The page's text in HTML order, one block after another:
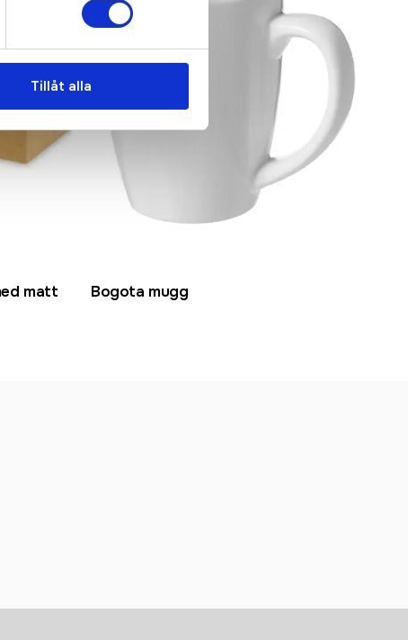
Tillåt alla
matt
Bogota mugg